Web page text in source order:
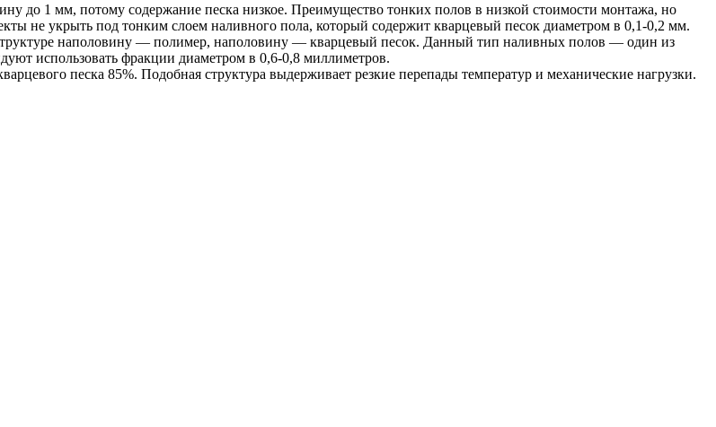
до 1 мм, потому содержание песка низкое. Преимущество тонких полов в низкой стоимости монтажа, но
не укрыть под тонким слоем наливного пола, который содержит кварцевый песок диаметром в 0,1-0,2 мм.
наполовину — полимер, наполовину — кварцевый песок. Данный тип наливных полов — один из
использовать фракции диаметром в 0,6-0,8 миллиметров.
песка 85%. Подобная структура выдерживает резкие перепады температур и механические нагрузки.